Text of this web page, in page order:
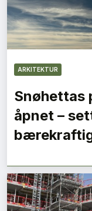
ARKITEKTUR
Snøhettas
åpnet –